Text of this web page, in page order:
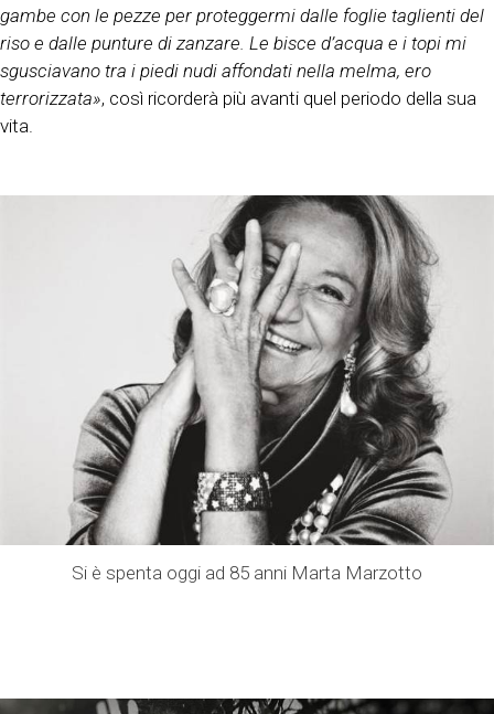
gambe con le pezze per proteggermi dalle foglie taglienti del
riso e dalle punture di zanzare. Le bisce d’acqua e i topi mi
sgusciavano tra i piedi nudi affondati nella melma, ero
terrorizzata», così ricorderà più avanti quel periodo della sua
vita.
Si è spenta oggi ad 85 anni Marta Marzotto